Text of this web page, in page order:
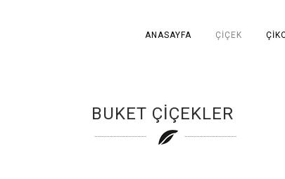
ANASAYFA ÇIÇEK
BUKET ÇİÇEKLER